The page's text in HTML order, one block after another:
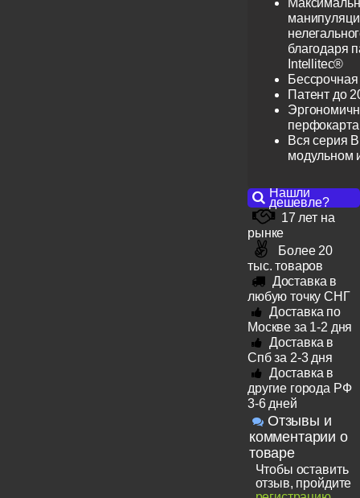
благодаря
Intellitec®
Патент до
перфокарта
Вся серия
модульном
Нашли
дешевле?
17 лет на
рынке
Более 20
тыс. товаров
Доставка в
любую точку СНГ
Доставка по
Москве за 1-2 дня
Доставка в
Спб за 2-3 дня
Доставка в
другие города РФ
3-6 дней
Отзывы и
комментарии о
товаре
Чтобы оставить
отзыв, пройдите